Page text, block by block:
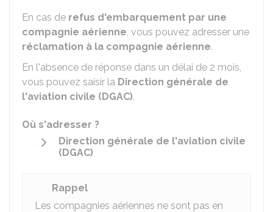
En cas de refus d'embarquement par une
compagnie aérienne, vous pouvez adresser une
réclamation à la compagnie aérienne.
En l'absence de réponse dans un délai de 2 mois,
vous pouvez saisir la Direction générale de
l'aviation civile (DGAC).
Où s'adresser ?
Direction générale de l'aviation civile
(DGAC)
Rappel
Les compagnies aériennes ne sont pas en